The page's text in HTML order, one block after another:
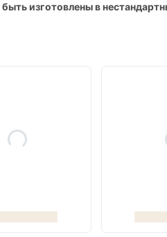
изготовлены в